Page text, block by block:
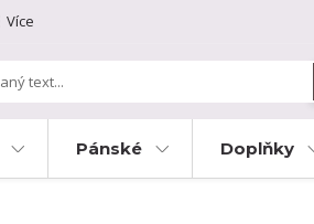
Více
Pánské Doplňky